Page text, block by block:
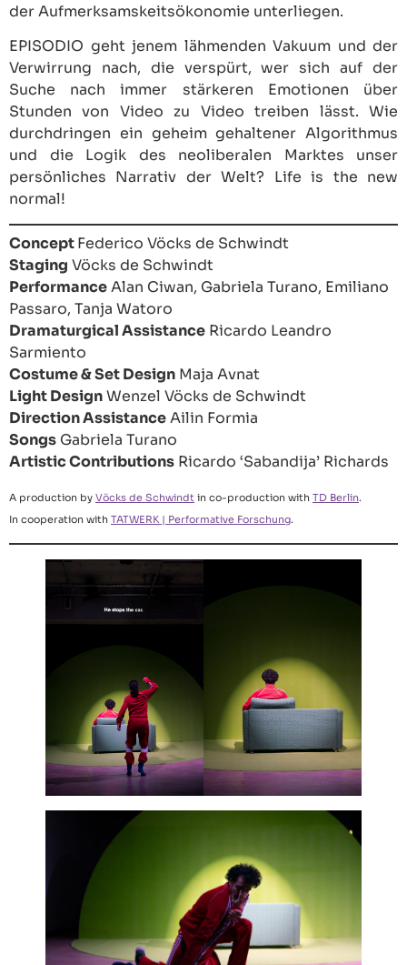
der Aufmerksamskeitsökonomie unterliegen.
EPISODIO geht jenem lähmenden Vakuum und der
Verwirrung nach, die verspürt, wer sich auf der
Suche nach immer stärkeren Emotionen über
Stunden von Video zu Video treiben lässt. Wie
durchdringen ein geheim gehaltener Algorithmus
und die Logik des neoliberalen Marktes unser
persönliches Narrativ der Welt? Life is the new
normal!
ConceptFederico Vöcks de Schwindt
Staging Vöcks de Schwindt
PerformanceAlan Ciwan, Gabriela Turano, Emiliano
Passaro, Tanja Watoro
Dramaturgical Assistance Ricardo Leandro
Sarmiento
Costume & Set Design Maja Avnat
Light DesignWenzel Vöcks de Schwindt
Direction AssistanceAilin Formia
Songs Gabriela Turano
Artistic Contributions Ricardo ‘Sabandija’ Richards
A production by Vöcks de Schwindt in co-production with TD Berlin.
In cooperation with TATWERK | Performative Forschung.